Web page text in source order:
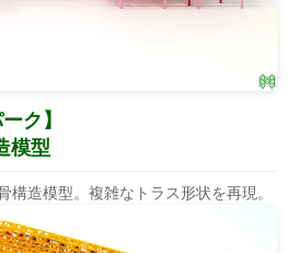
ク】
模型
構造模型。複雑なトラス形状を再現。